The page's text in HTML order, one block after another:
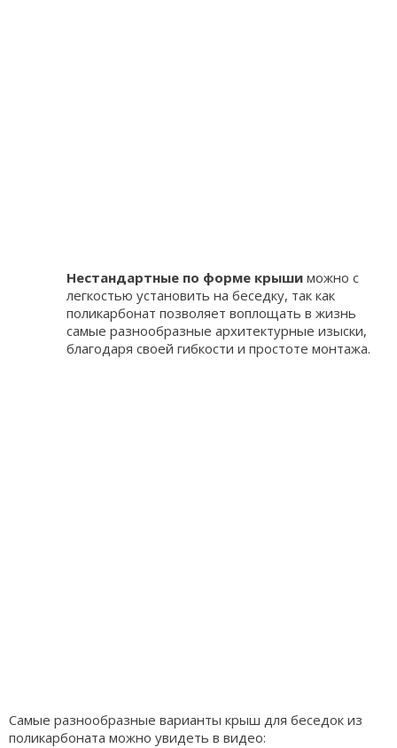
Нестандартные по форме крыши можно с
легкостью установить на беседку, так как
поликарбонат позволяет воплощать в жизнь
самые разнообразные архитектурные изыски,
благодаря своей гибкости и простоте монтажа.
Самые разнообразные варианты крыш для беседок из
поликарбоната можно увидеть в видео: